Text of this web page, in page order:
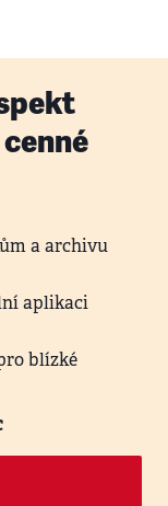
a archivu
aplikaci
blízké